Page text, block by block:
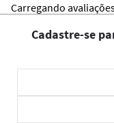
Carregando
Cadastre-se